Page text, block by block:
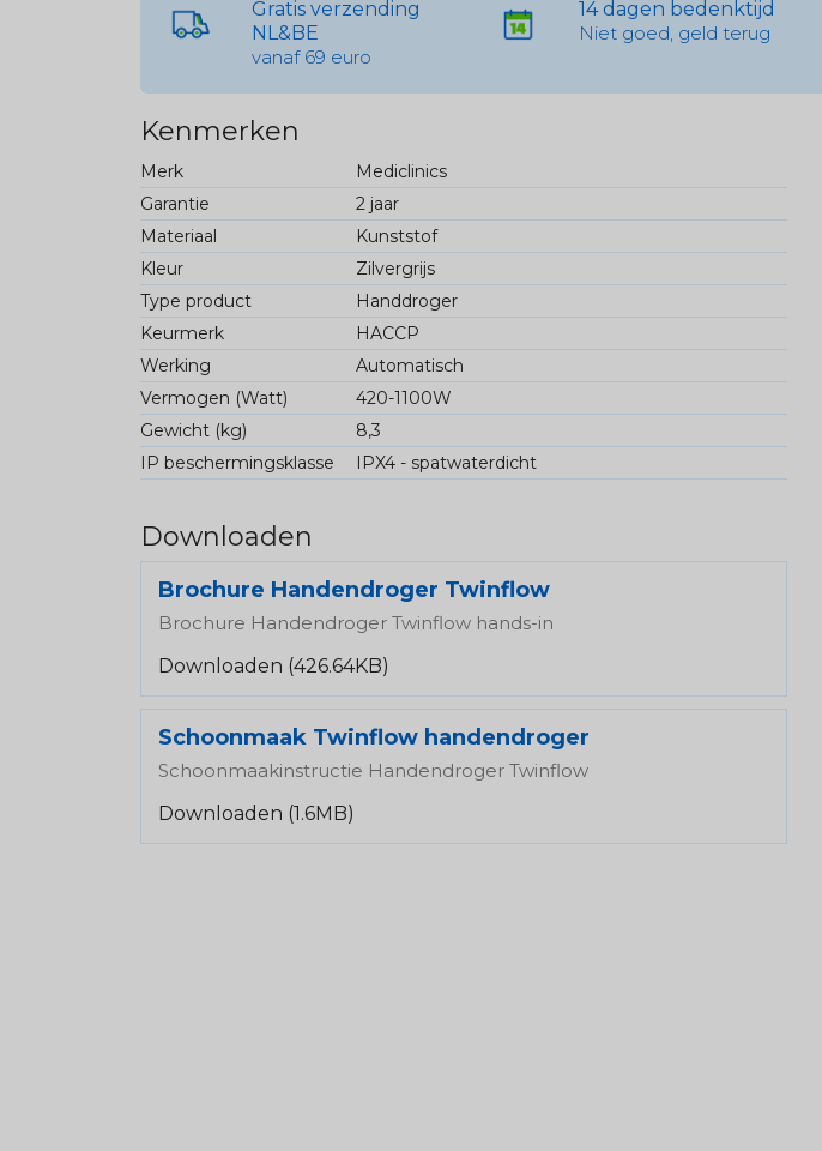
Gratis verzending
NL&BE
vanaf 69 euro
14 dagen bedenktijd
Niet goed, geld terug
Kenmerken
Merk
Mediclinics
Garantie
2 jaar
Materiaal
Kunststof
Kleur
Zilvergrijs
Type product
Handdroger
Keurmerk
HACCP
Werking
Automatisch
Vermogen (Watt)
420-1100W
Gewicht (kg)
8,3
IP beschermingsklasse
IPX4 - spatwaterdicht
Downloaden
Brochure Handendroger Twinflow
Brochure Handendroger Twinflow hands-in
Downloaden (426.64KB)
Schoonmaak Twinflow handendroger
Schoonmaakinstructie Handendroger Twinflow
Downloaden (1.6MB)